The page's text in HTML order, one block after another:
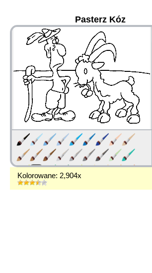
Pasterz Kóz
Kolorowane: 2,904x